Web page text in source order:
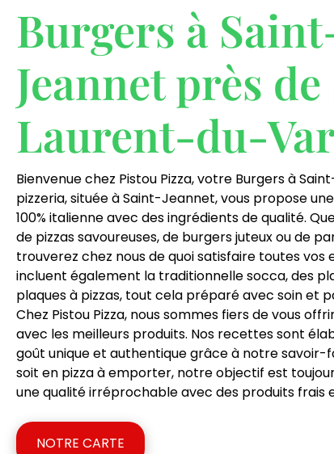
Burgers à
Jeannet près
Laurent-du-
Bienvenue chez Pistou Pizza, votre Burgers à
pizzeria, située à Saint-Jeannet, vous propose
100% italienne avec des ingrédients de qualité.
de pizzas savoureuses, de burgers juteux ou de
trouverez chez nous de quoi satisfaire toutes vos
incluent également la traditionnelle socca, des
plaques à pizzas, tout cela préparé avec soin et
Chez Pistou Pizza, nous sommes fiers de vous
avec les meilleurs produits. Nos recettes sont
goût unique et authentique grâce à notre savoir-
soit en pizza à emporter, notre objectif est
une qualité irréprochable avec des produits frais
NOTRE CARTE